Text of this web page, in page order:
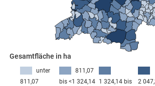
Gesamtfläche in ha
2
1 324,14 bis
811,07
bis <1 324,14
unter
811,07